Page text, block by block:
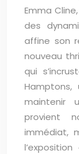
Emma
des
affine son
nouveau
qui
maintenir
provient
immédiat,